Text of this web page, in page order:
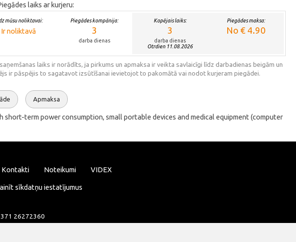
laiks ar kurjeru:
mūsu noliktavai:
Ir noliktavā
Piegādes kompānija:
3
darba dienas
Kopējais laiks:
3
darba dienas
Otrdien 11.08.2026
Piegādes maksa:
No € 4.90
laiks ir norādīts, ja pirkums un apmaksa ir veikta savlaicīgi līdz darbadienas beigām un
ir pāspējis to sagatavot izsūtīšanai ievietojot to pakomātā vai nodot kurjeram piegādei.
Apmaksa
term power consumption, small portable devices and medical equipment (computer
Kontakti Noteikumi VIDEX
sīkdatņu iestatījumus
26272360